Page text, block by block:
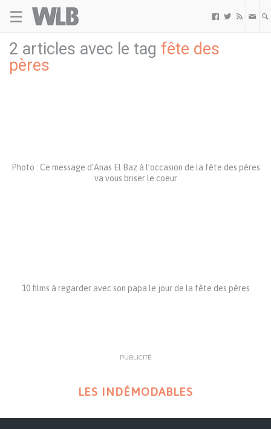
☰   
2 articles avec le tag fête des
pères
Photo : Ce message d’Anas El Baz à l’occasion de la fête des pères
va vous briser le coeur
10 films à regarder avec son papa le jour de la fête des pères
PUBLICITÉ
LES INDÉMODABLES